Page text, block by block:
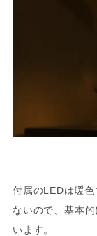
付属のLEDは暖
ないので、基本
います。